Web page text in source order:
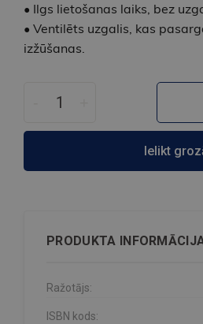
• Ilgs lietošanas laiks, bez
• Ventilēts uzgalis, kas
izžūšanas.
Ielikt
PRODUKTA
Ražotājs:
ISBN kods: